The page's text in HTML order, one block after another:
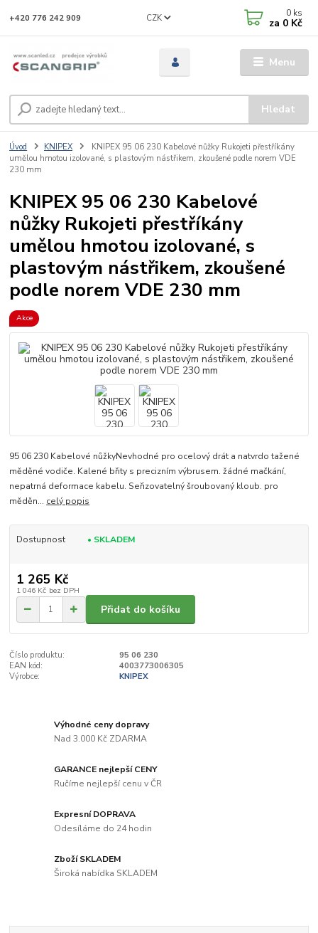
Menu
CZK
Hledat
+420 776 242 909 0 ks
za 0 Kč
Úvod KNIPEX
KNIPEX 95 06 230 Kabelové nůžky Rukojeti přestříkány
umělou hmotou izolované, s plastovým nástřikem, zkoušené podle norem VDE
230 mm
KNIPEX 95 06 230 Kabelové
nůžky Rukojeti přestříkány
umělou hmotou izolované, s
plastovým nástřikem, zkoušené
podle norem VDE 230 mm
Akce
95 06 230 Kabelové nůžkyNevhodné pro ocelový drát a natvrdo tažené
měděné vodiče. Kalené břity s precizním výbrusem. žádné mačkání,
nepatrná deformace kabelu. Seřizovatelný šroubovaný kloub. pro
měděn... celý popis
Dostupnost • SKLADEM
1 265 Kč
1 046 Kč bez DPH
Přidat do košíku
Číslo produktu:
95 06 230
EAN kód:
4003773006305
Výrobce:
KNIPEX
Výhodné ceny dopravy
Nad 3.000 Kč ZDARMA
GARANCE nejlepší CENY
Ručíme nejlepší cenu v ČR
Expresní DOPRAVA
Odesíláme do 24 hodin
Zboží SKLADEM
Široká nabídka SKLADEM